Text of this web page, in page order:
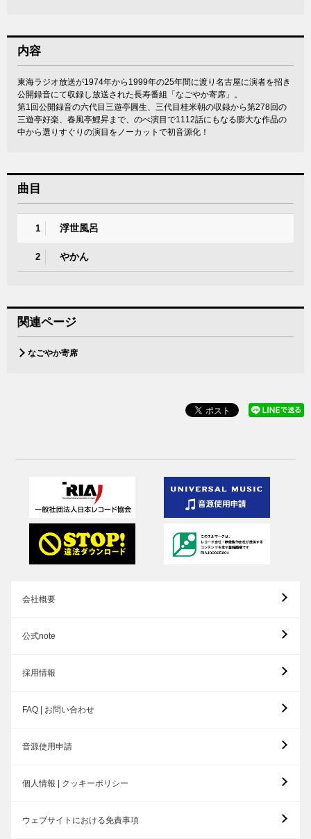
内容
東海ラジオ放送が1974年から1999年の25年間に渡り名古屋に演者を招き
公開録音にて収録し放送された長寿番組「なごやか寄席」。
第1回公開録音の六代目三遊亭圓生、三代目桂米朝の収録から第278回の
三遊亭好楽、春風亭鯉昇まで、のべ演目で1112話にもなる膨大な作品の
中から選りすぐりの演目をノーカットで初音源化！
曲目
1 浮世風呂
2 やかん
関連ページ
なごやか寄席
会社概要
公式note
採用情報
FAQ | お問い合わせ
音源使用申請
個人情報 | クッキーポリシー
ウェブサイトにおける免責事項